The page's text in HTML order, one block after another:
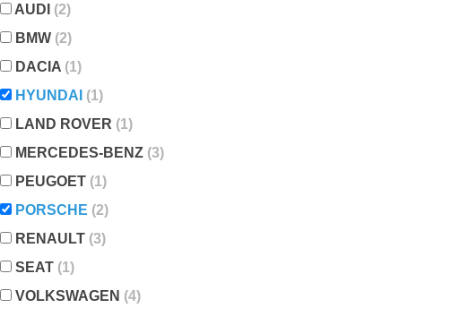
AUDI (2)
BMW (2)
DACIA (1)
HYUNDAI (1)
LAND ROVER (1)
MERCEDES-BENZ (3)
PEUGOET (1)
PORSCHE (2)
RENAULT (3)
SEAT (1)
VOLKSWAGEN (4)